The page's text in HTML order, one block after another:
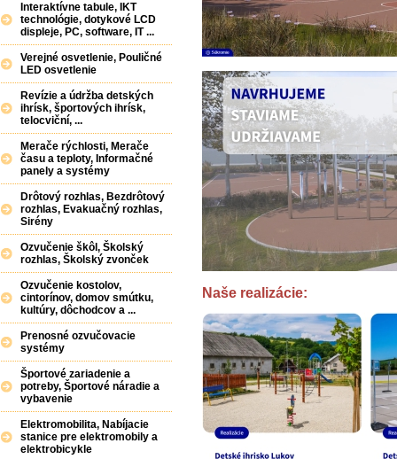
Naše realizácie:
Interaktívne tabule, IKT
technológie, dotykové LCD
displeje, PC, software, IT ...
Verejné osvetlenie, Pouličné
LED osvetlenie
Revízie a údržba detských
ihrísk, športových ihrísk,
telocviční, ...
Merače rýchlosti, Merače
času a teploty, Informačné
panely a systémy
Drôtový rozhlas, Bezdrôtový
rozhlas, Evakuačný rozhlas,
Sirény
Ozvučenie škôl, Školský
rozhlas, Školský zvonček
Ozvučenie kostolov,
cintorínov, domov smútku,
kultúry, dôchodcov a ...
Prenosné ozvučovacie
systémy
Športové zariadenie a
potreby, Športové náradie a
vybavenie
Elektromobilita, Nabíjacie
stanice pre elektromobily a
elektrobicykle